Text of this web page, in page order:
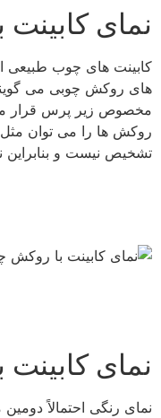
نمای
کابینت های چوب طبیعی
های روکش چوبی می
مخصوص زیر پرس قرار می
روکش ها را می توان مثل
تشخیص نیست و بنابراین
نمای
نمای رنگی احتمالاً